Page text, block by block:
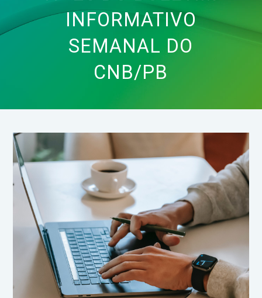
INFORMATIVO
SEMANAL DO
CNB/PB